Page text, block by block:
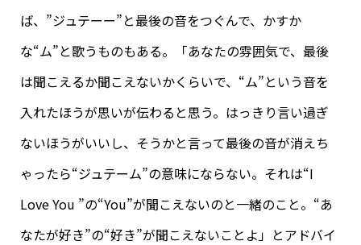
ば、”ジュテーー”と最後の音をつぐんで、かすか
な“ム”と歌うものもある。「あなたの雰囲気で、最後
は聞こえるか聞こえないかくらいで、“ム”という音を
入れたほうが思いが伝わると思う。はっきり言い過ぎ
ないほうがいいし、そうかと言って最後の音が消えち
ゃったら“ジュテーム”の意味にならない。それは“I
Love You ”の“You”が聞こえないのと一緒のこと。“あ
なたが好き”の“好き”が聞こえないことよ」とアドバイ